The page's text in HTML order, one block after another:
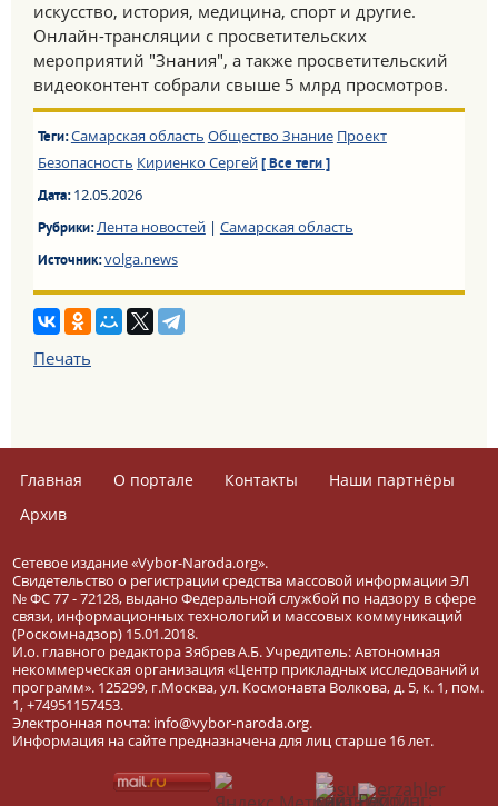
искусство, история, медицина, спорт и другие.
Онлайн-трансляции с просветительских
мероприятий "Знания", а также просветительский
видеоконтент собрали свыше 5 млрд просмотров.
Теги:Самарская область Общество Знание Проект
Безопасность Кириенко Сергей [ Все теги ]
Дата:12.05.2026
Рубрики:Лента новостей| Самарская область
Источник:volga.news
Печать
Главная О портале Контакты
Наши партнёры
Архив
Сетевое издание «Vybor-Naroda.org».
Свидетельство о регистрации средства массовой информации ЭЛ
№ ФС 77 - 72128, выдано Федеральной службой по надзору в сфере
связи, информационных технологий и массовых коммуникаций
(Роскомнадзор) 15.01.2018.
И.о. главного редактора Зябрев А.Б. Учредитель: Автономная
некоммерческая организация «Центр прикладных исследований и
программ». 125299, г.Москва, ул. Космонавта Волкова, д. 5, к. 1, пом.
1, +74951157453.
Электронная почта: info@vybor-naroda.org.
Информация на сайте предназначена для лиц старше 16 лет.